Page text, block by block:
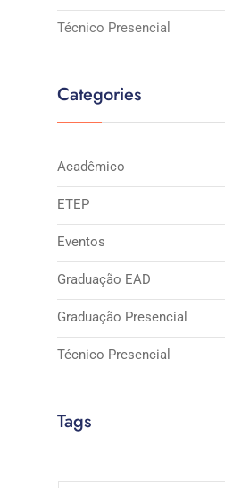
Técnico Presencial
Categories
Acadêmico
ETEP
Eventos
Graduação EAD
Graduação Presencial
Técnico Presencial
Tags